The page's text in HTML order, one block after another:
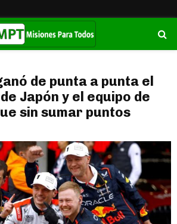
de punta a punta el
Japón y el equipo de
sin sumar puntos